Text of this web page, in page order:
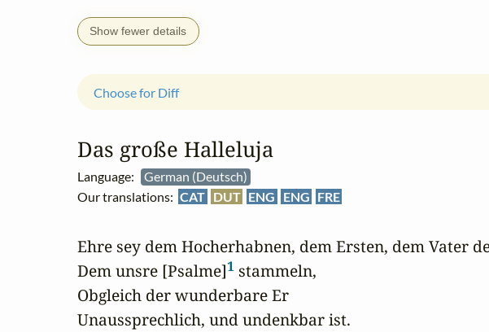
Show fewer details
Das große Halleluja
Language:
German (Deutsch)
Our translations: CAT DUT ENG ENG FRE
Choose for Diff
Ehre sey dem Hocherhabnen, dem Ersten, dem Vater
Dem unsre [Psalme]1 stammeln,
Obgleich der wunderbare Er
Unaussprechlich, und undenkbar ist.